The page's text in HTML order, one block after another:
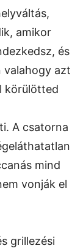
amikor
és
valahogy azt
körülötted
A csatorna
mind
vonják el
grillezési